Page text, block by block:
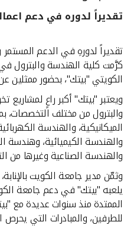
القنوات المصرفية
أدوات وخدمات
خدمات ما بعد البيع
اتصل بنا
مواقع الفروع وأجهزة الصرف
ألمانيا
تقديراً لدوره في دعم
تقديراً لدورهِ في الدعم المستمر
كرَّمت كلية الهندسة والبترول
الكويتي "بيتك"، بحضور ممثلين
ويعتبر "بيتك" أكبر راعٍ لمشاريع
والبترول من مختلف
الميكانيكية، والهندسة
والهندسة الكيميائية، وهندسة
والهندسة الصناعية وغيرها من
وثمّن مدير جامعة الكويت
يلعبه "بيتك" في دعم جامعة
الممتدة منذ سنوات عديدة مع
للطرفين، والمبادرات التي